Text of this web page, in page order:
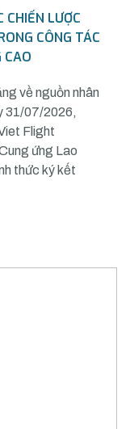
LƯỢC
CÔNG TÁC
CAO
về nguồn nhân
31/07/2026,
Flight
ứng Lao
thức ký kết